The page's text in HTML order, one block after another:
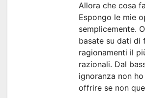
Allora che cosa
Espongo le mie
semplicemente.
basate su dati di
ragionamenti il
razionali. Dal
ignoranza non
offrire se non